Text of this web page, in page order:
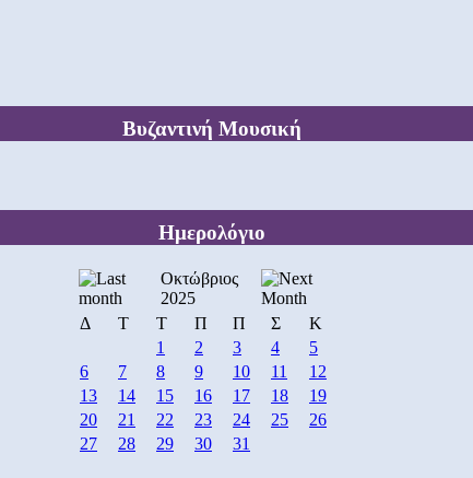
Βυζαντινή Μουσική
Ημερολόγιο
Οκτώβριος
2025
Δ
Τ Τ Π Π Σ
Κ
1
2 3 4
5
6
7 8 9 10 11
12
13
14 15 16 17 18
19
20
21 22 23 24 25
26
27
28 29 30 31